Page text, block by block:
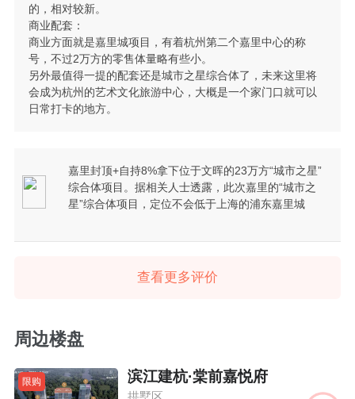
的，相对较新。
商业配套：
商业方面就是嘉里城项目，有着杭州第二个嘉里中心的称
号，不过2万方的零售体量略有些小。
另外最值得一提的配套还是城市之星综合体了，未来这里将
会成为杭州的艺术文化旅游中心，大概是一个家门口就可以
日常打卡的地方。
嘉里封顶+自持8%拿下位于文晖的23万方“城市之星”
综合体项目。据相关人士透露，此次嘉里的“城市之
星”综合体项目，定位不会低于上海的浦东嘉里城
查看更多评价
周边楼盘
限购 滨江建杭·棠前嘉悦府